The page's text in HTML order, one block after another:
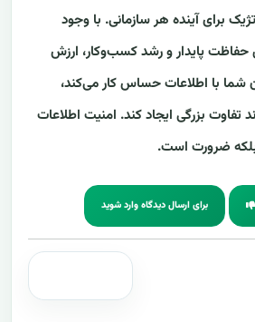
برای آینده هر سازمانی. با وجود
پایدار و رشد کسب‌وکار، ارزش
شما با اطلاعات حساس کار می‌کند،
بزرگی ایجاد کند. امنیت اطلاعات
ضرورت است.
برای ارسال دیدگاه وارد شوید